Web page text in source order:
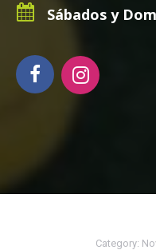
Sábados y
Category: